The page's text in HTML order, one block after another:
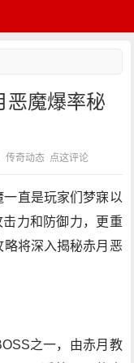
恶魔爆率秘
传奇动态 点这评论
直是玩家们梦寐以
力和防御力，更重
将深入揭秘赤月恶
之一，由赤月教